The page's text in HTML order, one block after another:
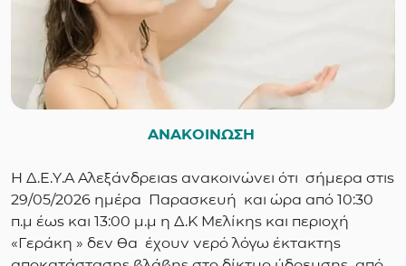
ΑΝΑΚΟΙΝΩΣΗ
Η Δ.Ε.Υ.Α Αλεξάνδρειας ανακοινώνει ότι σήμερα στις
29/05/2026 ημέρα Παρασκευή και ώρα από 10:30
π.μ έως και 13:00 μ.μ η Δ.Κ Μελίκης και περιοχή
«Γεράκη » δεν θα έχουν νερό λόγω έκτακτης